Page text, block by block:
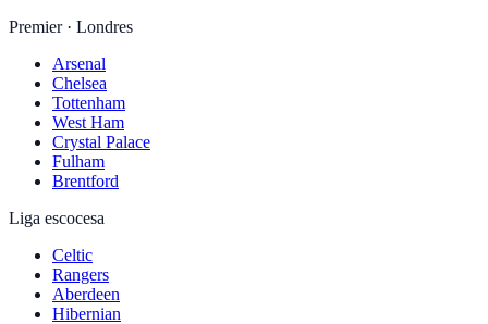
Premier · Londres
Arsenal
Chelsea
Tottenham
West Ham
Crystal Palace
Fulham
Brentford
Liga escocesa
Celtic
Rangers
Aberdeen
Hibernian